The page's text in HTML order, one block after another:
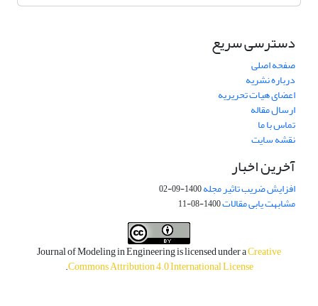
دسترسی سریع
صفحه اصلی
درباره نشریه
اعضای هیات تحریریه
ارسال مقاله
تماس با ما
نقشه سایت
آخرین اخبار
افزایش ضریب تاثیر مجله1400-09-02
مشابهت یابی مقالات1400-08-11
Journal of Modeling in Engineering is licensed under aCreative
Commons Attribution 4.0 International License
.